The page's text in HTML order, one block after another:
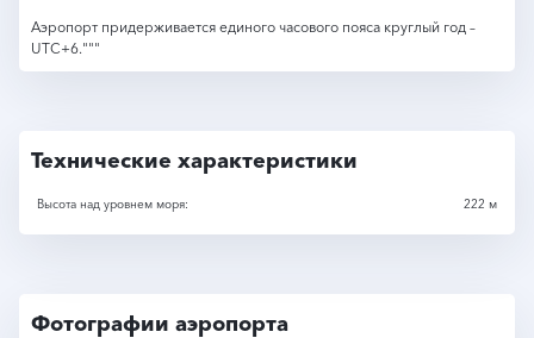
Аэропорт придерживается единого часового пояса круглый год –
UTC+6."""
Технические характеристики
Высота над уровнем моря: 222 м
Фотографии аэропорта